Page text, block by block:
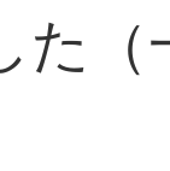
た